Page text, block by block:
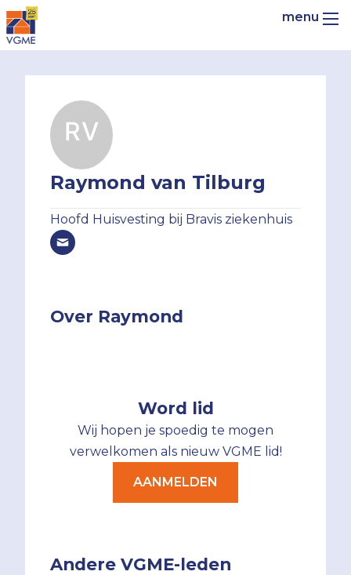
Raymond van Tilburg
Hoofd Huisvesting bij Bravis ziekenhuis
Word lid
Wij hopen je spoedig te mogen
verwelkomen als nieuw VGME lid!
AANMELDEN
Andere VGME-leden
Over Raymond